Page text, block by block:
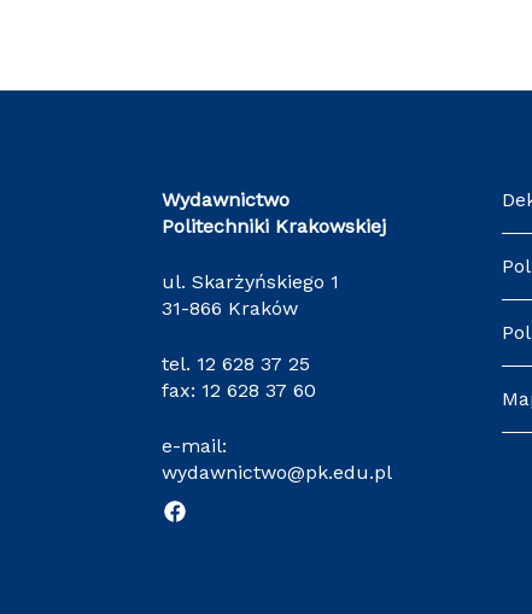
Wydawnictwo
Politechniki Krakowskiej
ul. Skarżyńskiego 1
31-866 Kraków
tel. 12 628 37 25
fax: 12 628 37 60
e-mail:
wydawnictwo@pk.edu.pl